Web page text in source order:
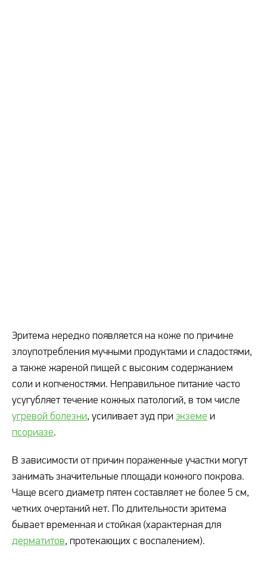
Эритема нередко появляется на коже по причине
злоупотребления мучными продуктами и сладостями,
а также жареной пищей с высоким содержанием
соли и копченостями. Неправильное питание часто
усугубляет течение кожных патологий, в том числе
угревой болезни, усиливает зуд при экземе и
псориазе.
В зависимости от причин пораженные участки могут
занимать значительные площади кожного покрова.
Чаще всего диаметр пятен составляет не более 5 см,
четких очертаний нет. По длительности эритема
бывает временная и стойкая (характерная для
дерматитов, протекающих с воспалением).